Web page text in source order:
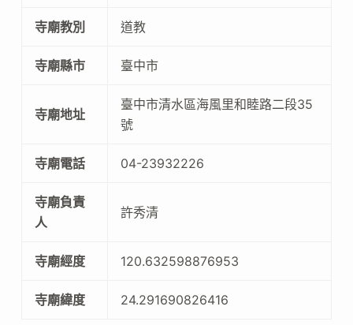
寺廟教別 道教
寺廟縣市 臺中市
寺廟地址
臺中市清水區海風里和睦路二段35
號
寺廟電話 04-23932226
寺廟負責
人
許秀清
寺廟經度 120.632598876953
寺廟緯度 24.291690826416